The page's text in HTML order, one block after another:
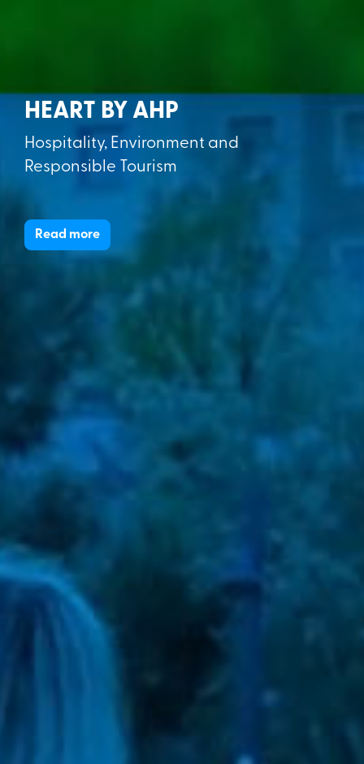
HEART BY AHP
Hospitality, Environment and
Responsible Tourism
Read more